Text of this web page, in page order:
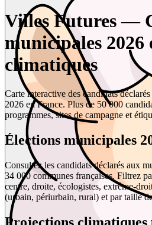
Villes Futures —
municipales
climatiques
Carte interactive des candidats
2026 en France. Plus de 50 000
programmes, sites de campagne et
Élections municipales
Consultez les candidats déclarés aux
34 000 communes françaises. Filtrez
centre, droite, écologistes, extrême-
(urbain, périurbain, rural) et par taille
Projections climatiques